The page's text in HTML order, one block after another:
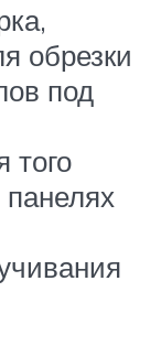
обрезки
под
того